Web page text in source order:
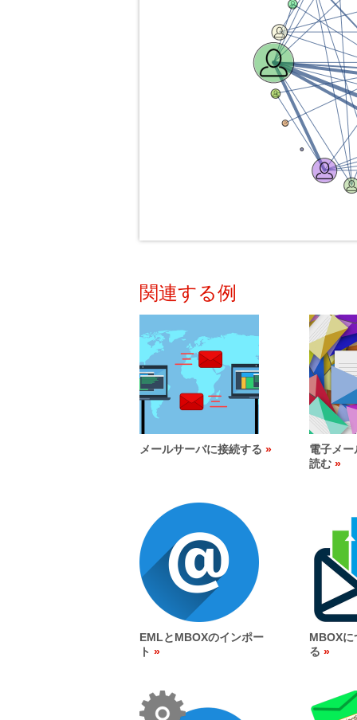
関連する例
メールサーバに接続する
電子メ
読む
EMLとMBOXのインポー
ト
MBOXに
る